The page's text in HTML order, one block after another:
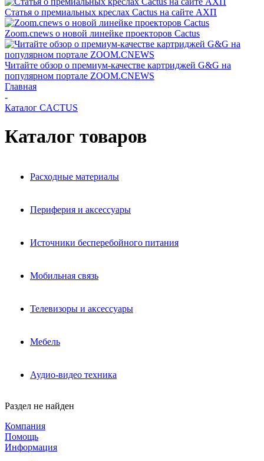
Статья о премиальных креслах Cactus на сайте АХП
Zoom.cnews о новой линейке проекторов Cactus
Читайте обзор о премиум-качестве картриджей G&G на
популярном портале ZOOM.CNEWS
Главная
-
Каталог CACTUS
Каталог товаров
Расходные материалы
Периферия и аксессуары
Источники бесперебойного питания
Мобильная связь
Телевизоры и аксессуары
Мебель
Аудио-видео техника
Раздел не найден
Компания
Помощь
Информация